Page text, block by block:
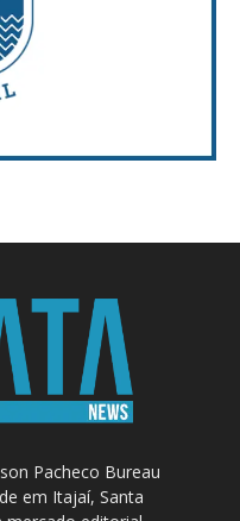
Pacheco Bureau
em Itajaí, Santa